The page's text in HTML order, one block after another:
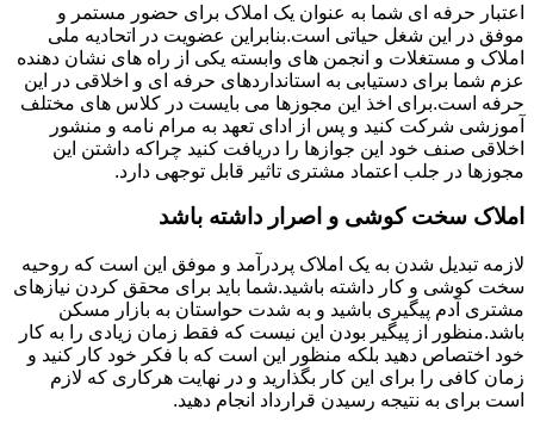
اعتبار حرفه ای شما به عنوان یک املاک برای حضور مستمر و
موفق در این شغل حیاتی است.بنابراین عضویت در اتحادیه ملی
املاک و مستغلات و انجمن های وابسته یکی از راه های نشان دهنده
عزم شما برای دستیابی به استانداردهای حرفه ای و اخلاقی در این
حرفه است.برای اخذ این مجوزها می بایست در کلاس های مختلف
آموزشی شرکت کنید و پس از ادای تعهد به مرام نامه و منشور
اخلاقی صنف خود این جوازها را دریافت کنید چراکه داشتن این
مجوزها در جلب اعتماد مشتری تاثیر قابل توجهی دارد.
املاک سخت کوشی و اصرار داشته باشد
لازمه تبدیل شدن به یک املاک پردرآمد و موفق این است که روحیه
سخت کوشی و کار داشته باشید.شما باید برای محقق کردن نیازهای
مشتری آدم پیگیری باشید و به شدت حواستان به بازار مسکن
باشد.منظور از پیگیر بودن این نیست که فقط زمان زیادی را به کار
خود اختصاص دهید بلکه منظور این است که با فکر خود کار کنید و
زمان کافی را برای این کار بگذارید و در نهایت هرکاری که لازم
است برای به نتیجه رسیدن قرارداد انجام دهید.